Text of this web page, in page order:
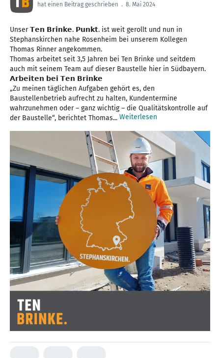
hat einen Beitrag geschrieben . 8. Mai 2024
Unser 𝗧𝗲𝗻 𝗕𝗿𝗶𝗻𝗸𝗲. 𝗣𝘂𝗻𝗸𝘁. ist weit gerollt und nun in
Stephanskirchen nahe Rosenheim bei unserem Kollegen
Thomas Rinner angekommen.
Thomas arbeitet seit 3,5 Jahren bei Ten Brinke und seitdem
auch mit seinem Team auf dieser Baustelle hier in Südbayern.
𝗔𝗿𝗯𝗲𝗶𝘁𝗲𝗻 𝗯𝗲𝗶 𝗧𝗲𝗻 𝗕𝗿𝗶𝗻𝗸𝗲
„Zu meinen täglichen Aufgaben gehört es, den
Baustellenbetrieb aufrecht zu halten, Kundentermine
wahrzunehmen oder – ganz wichtig – die Qualitätskontrolle auf
der Baustelle“, berichtet Thomas... Weiterlesen